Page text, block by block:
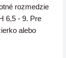
rozmedzie
6,5 - 9. Pre
alebo